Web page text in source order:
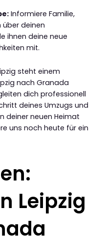
Informiere Familie,
über deinen
ihnen deine neue
mit.
steht einem
nach Granada
dich professionell
deines Umzugs und
deiner neuen Heimat
uns noch heute für ein
Leipzig